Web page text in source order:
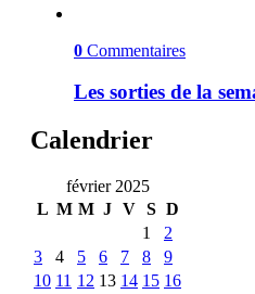
0 Commentaires
Les sorties de la
Calendrier
février 2025
L M M J V S D
1
2
3
4 5 6 7 8
9
10 11 12 13 14 15 16